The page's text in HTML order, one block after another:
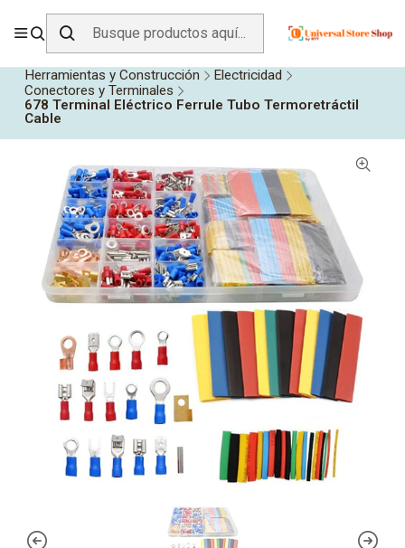
ENVÍO GRATIS SOBRE$19.990EN ZONA CENTRO
Herramientas y Construcción
Electricidad
Conectores y Terminales
678 Terminal Eléctrico Ferrule Tubo Termoretráctil
Cable